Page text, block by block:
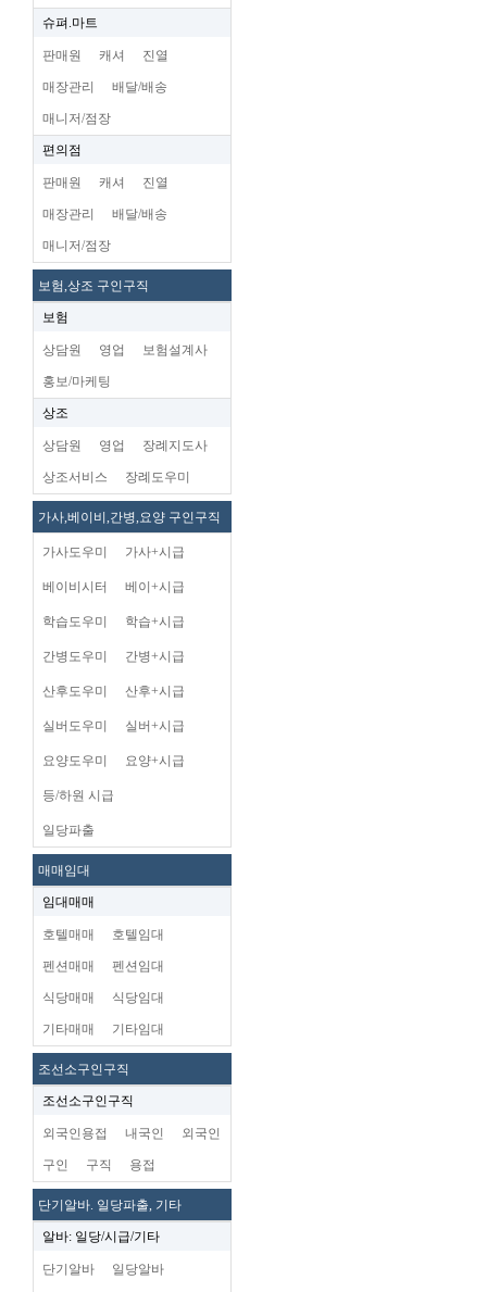
슈펴.마트
판매원 캐셔 진열
매장관리 배달/배송
매니저/점장
편의점
판매원 캐셔 진열
매장관리 배달/배송
매니저/점장
보험,상조 구인구직
보험
상담원 영업 보험설계사
홍보/마케팅
상조
상담원 영업 장례지도사
상조서비스 장례도우미
가사,베이비,간병,요양 구인구직
가사도우미 가사+시급
베이비시터 베이+시급
학습도우미 학습+시급
간병도우미 간병+시급
산후도우미 산후+시급
실버도우미 실버+시급
요양도우미 요양+시급
등/하원 시급
일당파출
매매임대
임대매매
호텔매매 호텔임대
펜션매매 펜션임대
식당매매 식당임대
기타매매 기타임대
조선소구인구직
조선소구인구직
외국인용접 내국인 외국인
구인 구직 용접
단기알바. 일당파출, 기타
알바: 일당/시급/기타
단기알바 일당알바